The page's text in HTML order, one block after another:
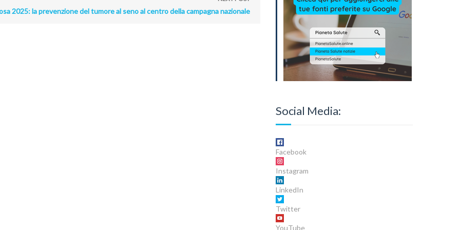
2025: la prevenzione del tumore al seno al centro della campagna nazionale
Social Media:
Facebook
Instagram
LinkedIn
Twitter
YouTube